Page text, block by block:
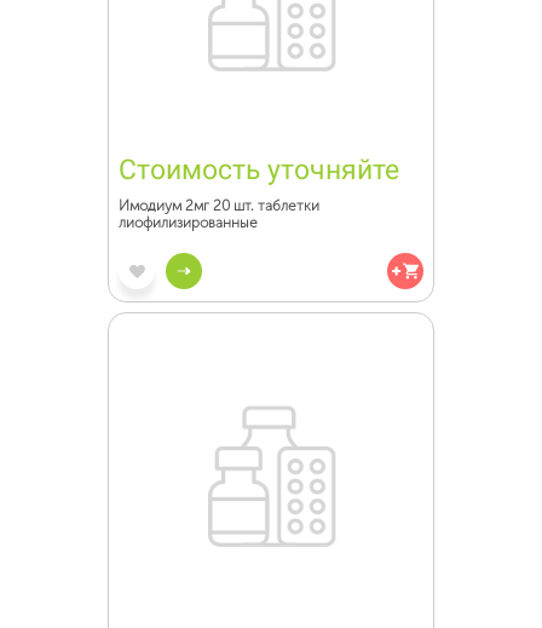
Стоимость уточняйте
Имодиум 2мг 20 шт. таблетки
лиофилизированные